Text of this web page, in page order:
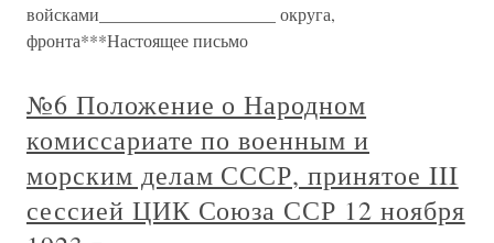
войсками____________________ округа,
фронта***Настоящее письмо
№6 Положение о Народном
комиссариате по военным и
морским делам СССР, принятое III
сессией ЦИК Союза ССР 12 ноября